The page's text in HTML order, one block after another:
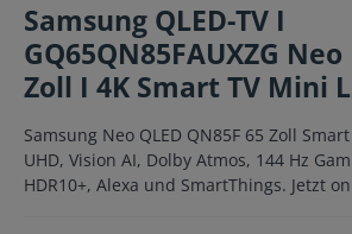
Samsung QLED-TV I
GQ65QN85FAUXZG Neo
Zoll I 4K Smart TV Mini
Samsung Neo QLED QN85F 65 Zoll
UHD, Vision AI, Dolby Atmos, 144 Hz
HDR10+, Alexa und SmartThings. Jetzt